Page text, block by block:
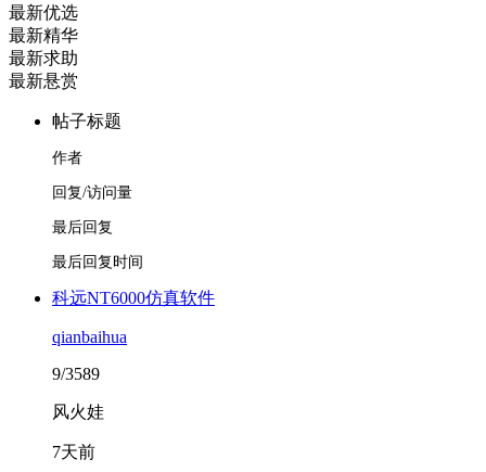
最新优选
最新精华
最新求助
最新悬赏
帖子标题
作者
回复/访问量
最后回复
最后回复时间
科远NT6000仿真软件
qianbaihua
9/3589
风火娃
7天前